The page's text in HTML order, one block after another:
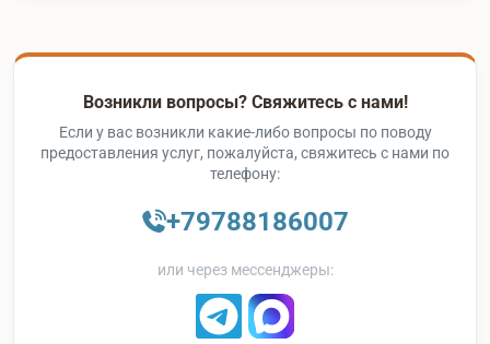
Возникли вопросы? Свяжитесь с нами!
Если у вас возникли какие-либо вопросы по поводу
предоставления услуг, пожалуйста, свяжитесь с нами по
телефону:
+79788186007
или через мессенджеры: